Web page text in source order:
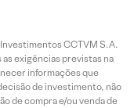
CCTVM S.A.
exigências previstas na
informações que
de investimento, não
de compra e/ou venda de